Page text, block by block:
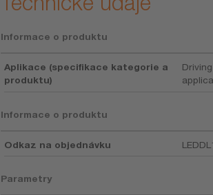
Informace o produktu
Aplikace (specifikace kategorie a
produktu)
Informace o produktu
Odkaz na objednávku
Parametry